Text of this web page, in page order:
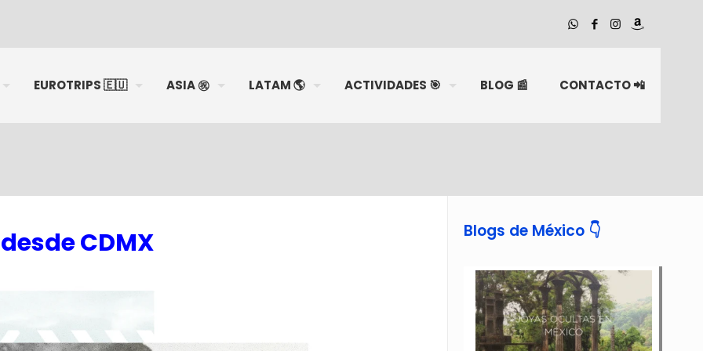
EUROTRIPS 🇪🇺 ASIA ㊗️ LATAM 🌎 ACTIVIDADES 🎯 BLOG 📰 CONTACTO 📲
CDMX Blogs de México 👇